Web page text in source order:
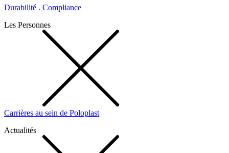
Durabilité . Compliance
Les Personnes
Carrières au sein de Poloplast
Actualités